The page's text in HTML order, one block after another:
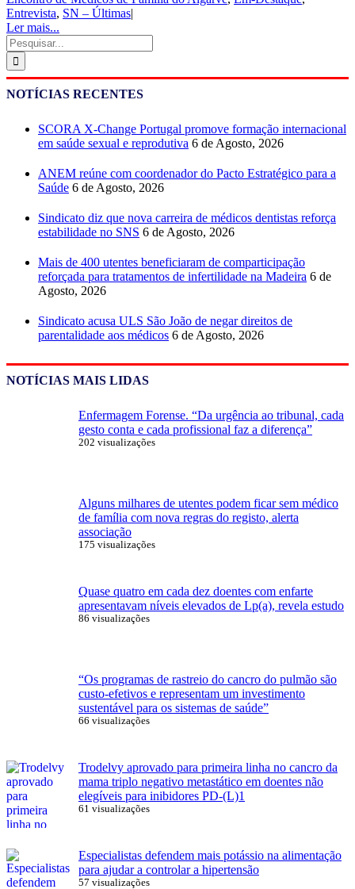
Entrevista, SN – Últimas|
Ler mais...
Pesquisar
NOTÍCIAS RECENTES
SCORA X-Change Portugal promove formação internacional
em saúde sexual e reprodutiva 6 de Agosto, 2026
ANEM reúne com coordenador do Pacto Estratégico para a
Saúde 6 de Agosto, 2026
Sindicato diz que nova carreira de médicos dentistas reforça
estabilidade no SNS 6 de Agosto, 2026
Mais de 400 utentes beneficiaram de comparticipação
reforçada para tratamentos de infertilidade na Madeira 6 de
Agosto, 2026
Sindicato acusa ULS São João de negar direitos de
parentalidade aos médicos 6 de Agosto, 2026
NOTÍCIAS MAIS LIDAS
Enfermagem Forense. “Da urgência ao tribunal, cada
gesto conta e cada profissional faz a diferença”
202 visualizações
Alguns milhares de utentes podem ficar sem médico
de família com nova regras do registo, alerta
associação
175 visualizações
Quase quatro em cada dez doentes com enfarte
apresentavam níveis elevados de Lp(a), revela estudo
86 visualizações
“Os programas de rastreio do cancro do pulmão são
custo-efetivos e representam um investimento
sustentável para os sistemas de saúde”
66 visualizações
Trodelvy aprovado para primeira linha no cancro da
mama triplo negativo metastático em doentes não
elegíveis para inibidores PD-(L)1
61 visualizações
Especialistas defendem mais potássio na alimentação
para ajudar a controlar a hipertensão
57 visualizações